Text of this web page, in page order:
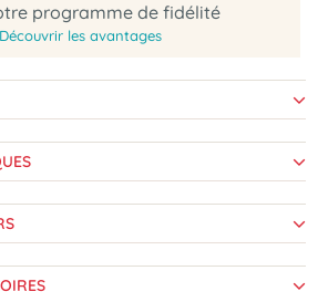
programme de fidélité
Découvrir les avantages